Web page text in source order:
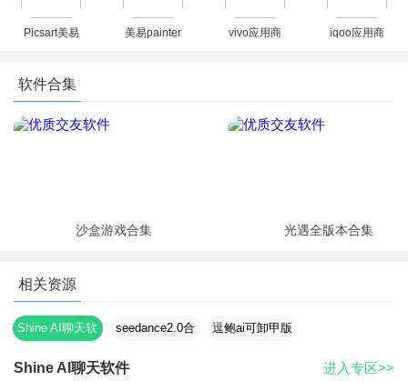
Picsart美易
美易painter
vivo应用商
iqoo应用商
软件合集
沙盒游戏合集 光遇全版本合集
相关资源
Shine AI聊天软
seedance2.0合
逗鲍ai可卸甲版
Shine AI聊天软件 进入专区>>